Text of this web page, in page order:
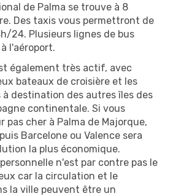
de Palma se trouve à 8
Des taxis vous permettront de
24. Plusieurs lignes de bus
l'aéroport.
également très actif, avec
bateaux de croisière et les
destination des autres îles des
continentale. Si vous
pas cher à Palma de Majorque,
Barcelone ou Valence sera
la plus économique.
n'est par contre pas le
car la circulation et le
la ville peuvent être un